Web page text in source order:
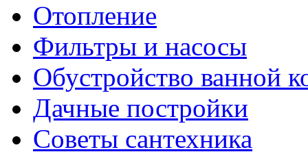
Отопление
Фильтры и насосы
Обустройство ванной
Дачные постройки
Советы сантехника